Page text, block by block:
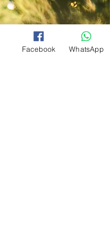
Facebook WhatsApp